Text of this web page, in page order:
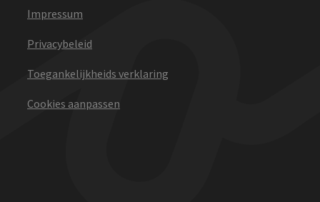
Impressum
Privacybeleid
Toegankelijkheids verklaring
Cookies aanpassen